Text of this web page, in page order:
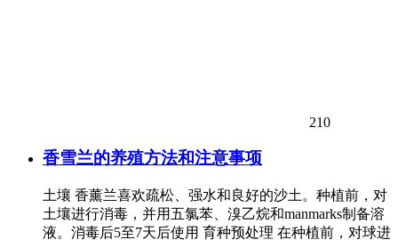
210
香雪兰的养殖方法和注意事项
土壤 香薰兰喜欢疏松、强水和良好的沙土。种植前，对
土壤进行消毒，并用五氯苯、溴乙烷和manmarks制备溶
液。消毒后5至7天后使用 育种预处理 在种植前，对球进